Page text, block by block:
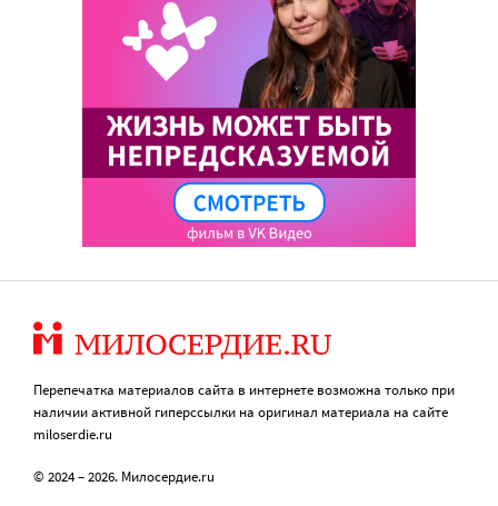
Перепечатка материалов сайта в интернете возможна только при
наличии активной гиперссылки на оригинал материала на сайте
miloserdie.ru
© 2024 – 2026. Милосердие.ru